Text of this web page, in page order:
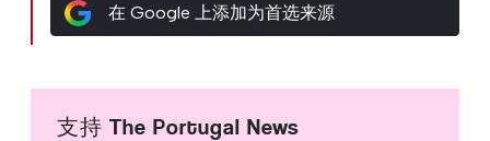
在 Google 上添加为首选来源
支持 The Portugal News